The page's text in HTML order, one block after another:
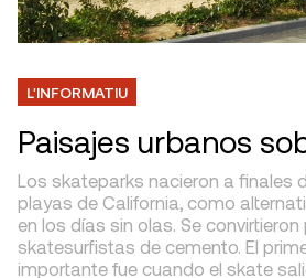
L'INFORMATIU
Paisajes urbanos
Los skateparks nacieron a finales
playas de California, como
en los días sin olas. Se convirtieron
skatesurfistas de cemento. El
importante fue cuando el skate